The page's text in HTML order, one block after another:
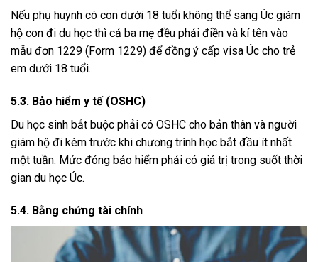
Nếu phụ huynh có con dưới 18 tuổi không thể sang Úc giám
hộ con đi du học thì cả ba mẹ đều phải điền và kí tên vào
mẫu đơn 1229 (Form 1229) để đồng ý cấp visa Úc cho trẻ
em dưới 18 tuổi.
5.3. Bảo hiểm y tế (OSHC)
Du học sinh bắt buộc phải có OSHC cho bản thân và người
giám hộ đi kèm trước khi chương trình học bắt đầu ít nhất
một tuần. Mức đóng bảo hiểm phải có giá trị trong suốt thời
gian du học Úc.
5.4. Bằng chứng tài chính